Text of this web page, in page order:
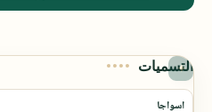
التسميات